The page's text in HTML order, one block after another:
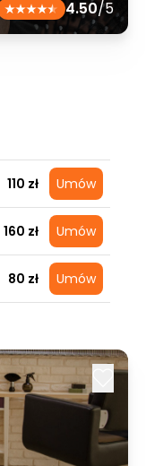
4.50/5
110 zł Umów
160 zł Umów
80 zł Umów